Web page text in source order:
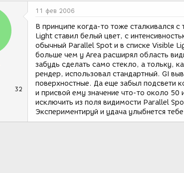
32
11 фев 2006
В принципе когда-то тоже сталкивался
Light ставил белый цвет, с
обычный Parallel Spot и в списке Visible
больше чем у Area расширял область
забудь сделать само стекло, а тольку,
рендер, использовал стандартный. GI
поверхностные. Да еще забыл подсвети
и присвой ему значение что-то около
исключить из поля видимости Parallel
Экспериментируй и удача улыбнется